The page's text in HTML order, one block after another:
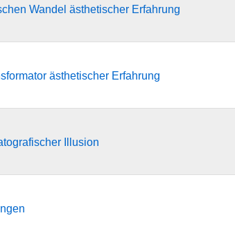
Wandel ästhetischer Erfahrung
ästhetischer Erfahrung
Illusion